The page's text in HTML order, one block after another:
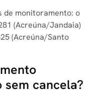
de monitoramento: o
(Acreúna/Jandaia)
(Acreúna/Santo
cancela?